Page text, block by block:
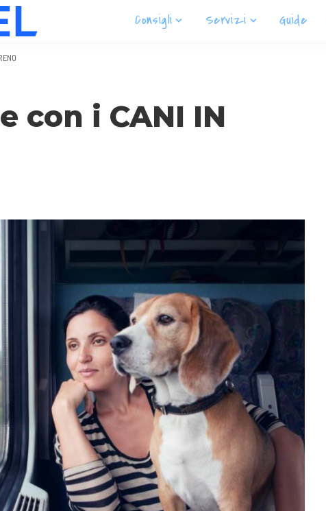
Consigli Servizi Guide
con i CANI IN